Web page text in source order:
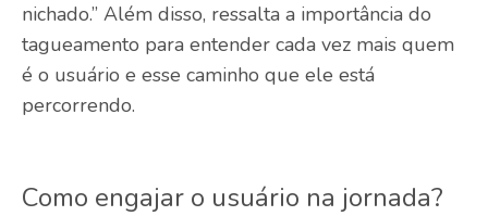
nichado.” Além disso, ressalta a importância do
tagueamento para entender cada vez mais quem
é o usuário e esse caminho que ele está
percorrendo.
Como engajar o usuário na jornada?